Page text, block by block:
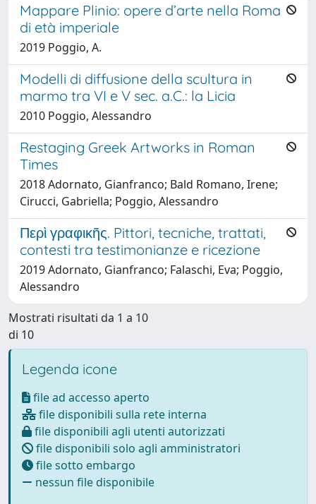
Mappare Plinio: opere d’arte nella Roma
di età imperiale
2019 Poggio, A.
Modelli di diffusione della scultura in
marmo tra VI e V sec. a.C.: la Licia
2010 Poggio, Alessandro
Restaging Greek Artworks in Roman
Times
2018 Adornato, Gianfranco; Bald Romano, Irene;
Cirucci, Gabriella; Poggio, Alessandro
Περὶ γραφικῆς. Pittori, tecniche, trattati,
contesti tra testimonianze e ricezione
2019 Adornato, Gianfranco; Falaschi, Eva; Poggio,
Alessandro
Mostrati risultati da 1 a 10
di 10
Legenda icone
file ad accesso aperto
file disponibili sulla rete interna
file disponibili agli utenti autorizzati
file disponibili solo agli amministratori
file sotto embargo
nessun file disponibile